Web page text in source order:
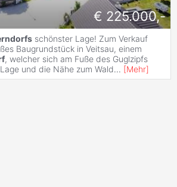
€ 225.000,-
schönster Lage! Zum Verkauf
Baugrundstück in Veitsau, einem
, welcher sich am Fuße des Guglzipfs
und die Nähe zum Wald... [Mehr]